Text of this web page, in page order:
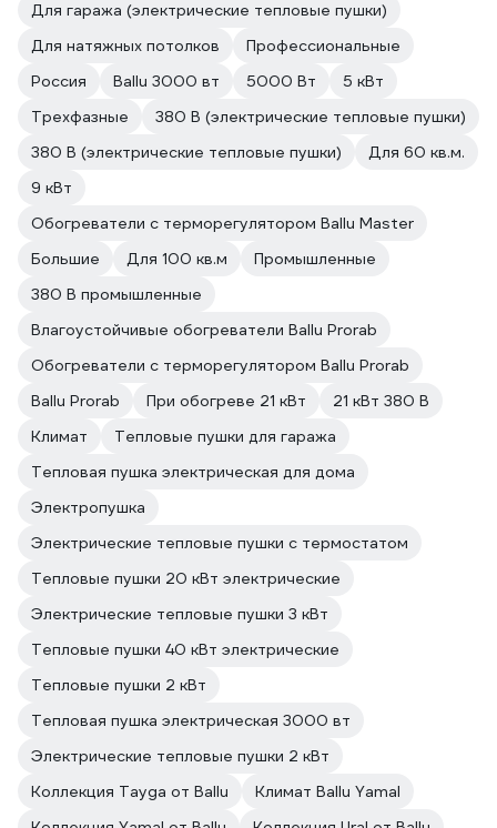
Для гаража (электрические тепловые пушки)
Для натяжных потолков
Профессиональные
Россия
Ballu 3000 вт 5000 Вт
5 кВт
Трехфазные
380 В (электрические тепловые пушки)
380 В (электрические тепловые пушки)
Для 60 кв.м.
9 кВт
Обогреватели с терморегулятором Ballu Master
Большие
Для 100 кв.м
Промышленные
380 В промышленные
Влагоустойчивые обогреватели Ballu Prorab
Обогреватели с терморегулятором Ballu Prorab
Ballu Prorab
При обогреве 21 кВт
21 кВт 380 В
Климат
Тепловые пушки для гаража
Тепловая пушка электрическая для дома
Электропушка
Электрические тепловые пушки с термостатом
Тепловые пушки 20 кВт электрические
Электрические тепловые пушки 3 кВт
Тепловые пушки 40 кВт электрические
Тепловые пушки 2 кВт
Тепловая пушка электрическая 3000 вт
Электрические тепловые пушки 2 кВт
Коллекция Tayga от Ballu
Климат Ballu Yamal